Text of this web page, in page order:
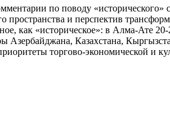
по поводу
пространства и перспектив
как «историческое»: в Алма-Ате
Азербайджана, Казахстана,
торгово-экономической и